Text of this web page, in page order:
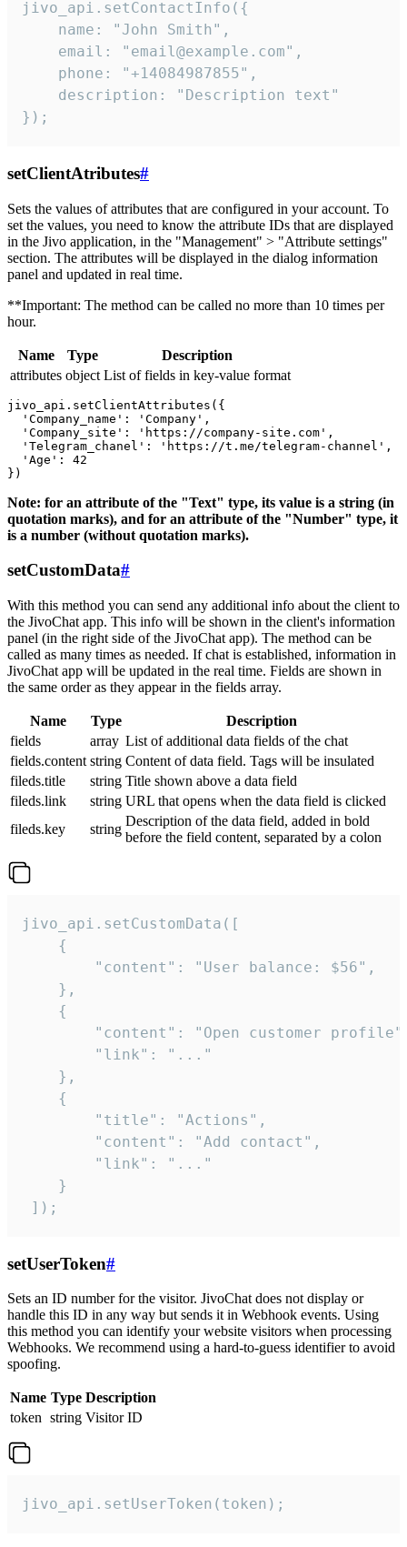
jivo_api.setContactInfo({
    name: "John Smith",
    email: "email@example.com",
    phone: "+14084987855",
    description: "Description text"
});
setClientAtributes#
Sets the values ​​of attributes that are configured in your account. To
set the values, you need to know the attribute IDs that are displayed
in the Jivo application, in the "Management" > "Attribute settings"
section. The attributes will be displayed in the dialog information
panel and updated in real time.
**Important: The method can be called no more than 10 times per
hour.
Name Type
Description
attributes object List of fields in key-value format
jivo_api.setClientAttributes({
  'Company_name': 'Company',
  'Company_site': 'https://company-site.com',
  'Telegram_chanel': 'https://t.me/telegram-channel',
  'Age': 42
Note: for an attribute of the "Text" type, its value is a string (in
quotation marks), and for an attribute of the "Number" type, it
is a number (without quotation marks).
setCustomData#
With this method you can send any additional info about the client to
the JivoChat app. This info will be shown in the client's information
panel (in the right side of the JivoChat app). The method can be
called as many times as needed. If chat is established, information in
JivoChat app will be updated in the real time. Fields are shown in
the same order as they appear in the fields array.
Name Type
Description
fields
array List of additional data fields of the chat
fields.content string Content of data field. Tags will be insulated
fileds.title
string Title shown above a data field
fileds.link
string URL that opens when the data field is clicked
fileds.key
string
Description of the data field, added in bold
before the field content, separated by a colon
jivo_api.setCustomData([
    {
        "content": "User balance: $56",
    },
    {
"content": "Open customer
        "link": "..."
    },
    {
        "title": "Actions",
        "content": "Add contact",
        "link": "..."
    }
]);
setUserToken#
Sets an ID number for the visitor. JivoChat does not display or
handle this ID in any way but sends it in Webhook events. Using
this method you can identify your website visitors when processing
Webhooks. We recommend using a hard-to-guess identifier to avoid
spoofing.
Name Type Description
token string Visitor ID
jivo_api.setUserToken(token);